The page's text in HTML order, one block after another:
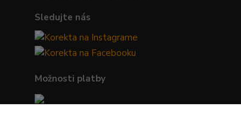
Sledujte nás
Možnosti platby